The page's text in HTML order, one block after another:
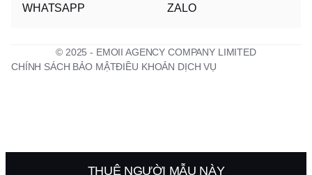
THUÊ NGƯỜI MẪU NÀY
WHATSAPP ZALO
© 2025 - EMOII AGENCY COMPANY LIMITED
CHÍNH SÁCH BẢO MẬTĐIỀU KHOẢN DỊCH VỤ